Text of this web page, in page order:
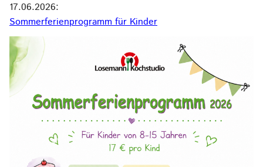
17.06.2026:
Sommerferienprogramm für Kinder